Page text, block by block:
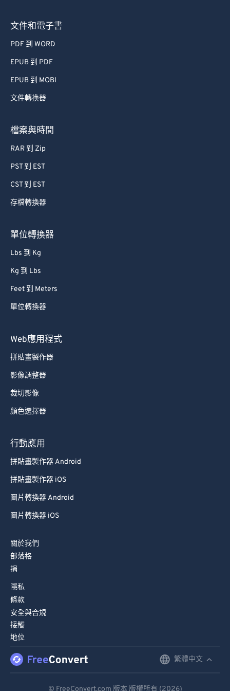
文件和電子書
PDF 到 WORD
EPUB 到 PDF
EPUB 到 MOBI
文件轉換器
檔案與時間
RAR 到 Zip
PST 到 EST
CST 到 EST
存檔轉換器
單位轉換器
Lbs 到 Kg
Kg 到 Lbs
Feet 到 Meters
單位轉換器
Web應用程式
拼貼畫製作器
影像調整器
裁切影像
顏色選擇器
行動應用
拼貼畫製作器 Android
拼貼畫製作器 iOS
圖片轉換器 Android
圖片轉換器 iOS
關於我們
部落格
捐
隱私
條款
安全與合規
接觸
地位
繁體中文
© FreeConvert.com 版本 版權所有 (2026)